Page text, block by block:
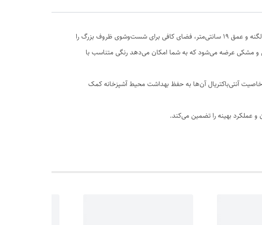
سینک گرانیتی توکار لوتوس با ابعاد ۱۱۵ در ۵۰ سانتی‌متر، انتخابی ایده‌آل برای آشپزخانه‌های مدرن است. این سینک با طراحی دو لگنه و عمق ۱۹ سانتی‌متر، فضای کافی برای شست‌وشوی ظروف بزرگ را
و مشکی عرضه می‌شود که به شما امکان می‌دهد رنگی متناسب با
آنتی‌باکتریال آن‌ها به حفظ بهداشت محیط آشپزخانه کمک
عملکرد بهینه را تضمین می‌کند.